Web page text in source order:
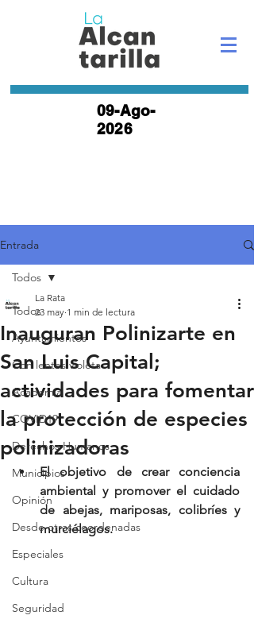
09-Ago-
2026
Entrada
Todos
Ayuntamientos
Con lentes violeta
Academia
COVID19
Derechos Humanos
Municipios
Opinión
Desde otras coordenadas
Especiales
Cultura
Seguridad
Todos
Inauguran Polinizarte en
San Luis Capital;
actividades para fomentar
la protección de especies
polinizadoras
La Rata
23 may 1 min de lectura
El objetivo de crear conciencia
ambiental y promover el cuidado
de abejas, mariposas, colibríes y
murciélagos.